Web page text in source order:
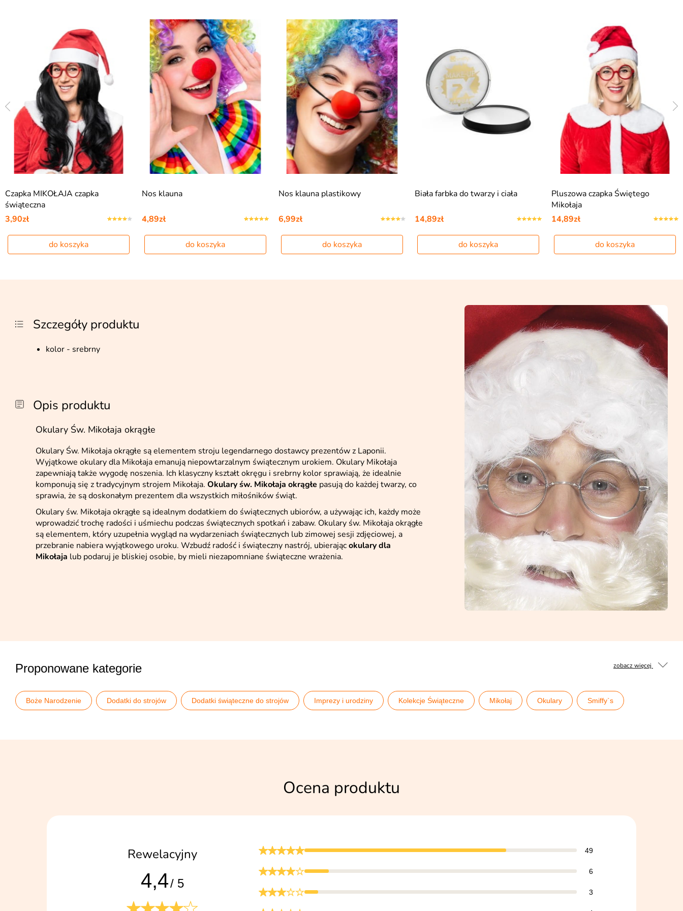
Czapka MIKOŁAJA czapka
świąteczna
3,90zł
do koszyka
Nos klauna
4,89zł
do koszyka
Nos klauna plastikowy
6,99zł
do koszyka
Biała farbka do twarzy i ciała
14,89zł
do koszyka
Pluszowa czapka Świętego
Mikołaja
14,89zł
do koszyka
Szczegóły produktu
kolor - srebrny
Opis produktu
Okulary Św. Mikołaja okrągłe
Okulary Św. Mikołaja okrągłe są elementem stroju legendarnego dostawcy prezentów z Laponii.
Wyjątkowe okulary dla Mikołaja emanują niepowtarzalnym świątecznym urokiem. Okulary Mikołaja
zapewniają także wygodę noszenia. Ich klasyczny kształt okręgu i srebrny kolor sprawiają, że idealnie
komponują się z tradycyjnym strojem Mikołaja. Okulary św. Mikołaja okrągłe pasują do każdej twarzy, co
sprawia, że są doskonałym prezentem dla wszystkich miłośników świąt.
Okulary św. Mikołaja okrągłe są idealnym dodatkiem do świątecznych ubiorów, a używając ich, każdy może
wprowadzić trochę radości i uśmiechu podczas świątecznych spotkań i zabaw. Okulary św. Mikołaja okrągłe
są elementem, który uzupełnia wygląd na wydarzeniach świątecznych lub zimowej sesji zdjęciowej, a
przebranie nabiera wyjątkowego uroku. Wzbudź radość i świąteczny nastrój, ubierającokulary dla
Mikołaja lub podaruj je bliskiej osobie, by mieli niezapomniane świąteczne wrażenia.
zobacz więcej
Proponowane kategorie
Boże Narodzenie Dodatki do strojów Dodatki świąteczne do strojów Imprezy i urodziny Kolekcje Świąteczne Mikołaj Okulary Smiffy`s
Ocena produktu
Rewelacyjny
4,4/ 5
49
6
3